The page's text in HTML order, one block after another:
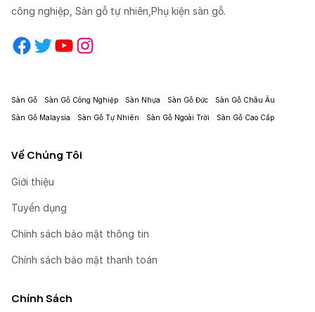
công nghiệp, Sàn gỗ tự nhiên,Phụ kiện sàn gỗ.
Facebook Twitter YouTube Instagram
Sàn Gỗ Sàn Gỗ Công Nghiệp Sàn Nhựa Sàn Gỗ Đức Sàn Gỗ Châu Âu
Sàn Gỗ Malaysia Sàn Gỗ Tự Nhiên Sàn Gỗ Ngoài Trời Sàn Gỗ Cao Cấp
Về Chúng Tôi
Giới thiệu
Tuyển dụng
Chính sách bảo mật thông tin
Chính sách bảo mật thanh toán
Chính Sách